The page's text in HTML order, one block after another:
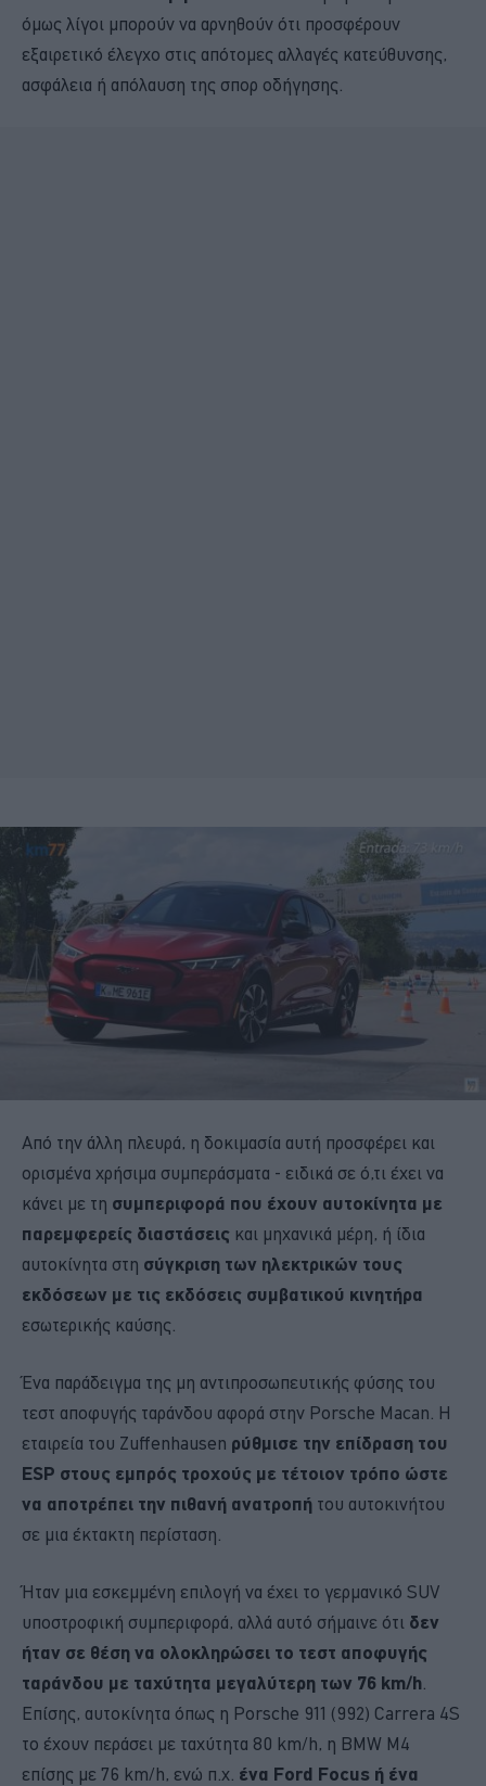
όμως λίγοι μπορούν να αρνηθούν ότι προσφέρουν
εξαιρετικό έλεγχο στις απότομες αλλαγές κατεύθυνσης,
ασφάλεια ή απόλαυση της σπορ οδήγησης.
Από την άλλη πλευρά, η δοκιμασία αυτή προσφέρει και
ορισμένα χρήσιμα συμπεράσματα - ειδικά σε ό,τι έχει να
κάνει με τη συμπεριφορά που έχουν αυτοκίνητα με
παρεμφερείς διαστάσεις και μηχανικά μέρη, ή ίδια
αυτοκίνητα στη σύγκριση των ηλεκτρικών τους
εκδόσεων με τις εκδόσεις συμβατικού κινητήρα
εσωτερικής καύσης.
Ένα παράδειγμα της μη αντιπροσωπευτικής φύσης του
τεστ αποφυγής ταράνδου αφορά στην Porsche Macan. Η
εταιρεία του Zuffenhausen ρύθμισε την επίδραση του
ESP στους εμπρός τροχούς με τέτοιον τρόπο ώστε
να αποτρέπει την πιθανή ανατροπή του αυτοκινήτου
σε μια έκτακτη περίσταση.
Ήταν μια εσκεμμένη επιλογή να έχει το γερμανικό SUV
υποστροφική συμπεριφορά, αλλά αυτό σήμαινε ότι δεν
ήταν σε θέση να ολοκληρώσει το τεστ αποφυγής
ταράνδου με ταχύτητα μεγαλύτερη των 76 km/h
Επίσης, αυτοκίνητα όπως η Porsche 911 (992) Carrera 4S
το έχουν περάσει με ταχύτητα 80 km/h, η BMW M4
επίσης με 76 km/h, ενώ π.χ. ένα Ford Focus ή ένα